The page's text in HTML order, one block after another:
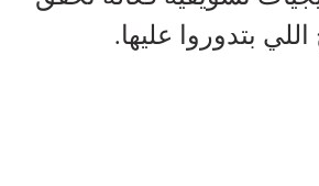
اللي بتدوروا عليها.